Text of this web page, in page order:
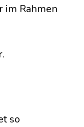
im Rahmen
so